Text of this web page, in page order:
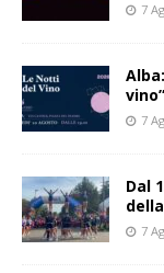
7
vino”
7
Dal
7